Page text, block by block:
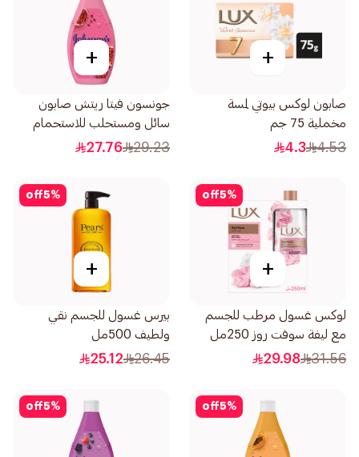
+
صابون لوكس بيوتي لمسة
مخملية 75 جم
4.53
4.3
+
جونسون فيتا ريتش صابون
سائل ومستحلب للاستحمام
بخلاصة الرمان 400مل
29.23
27.76
5%
off
+
لوكس غسول مرطب للجسم
مع ليفة سوفت روز 250مل
31.56
29.98
5%
off
+
بيرس غسول للجسم نقي
ولطيف 500مل
26.45
25.12
5%
off
5%
off